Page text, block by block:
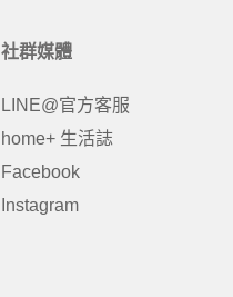
社群媒體
LINE@官方客服
home+ 生活誌
Facebook
Instagram